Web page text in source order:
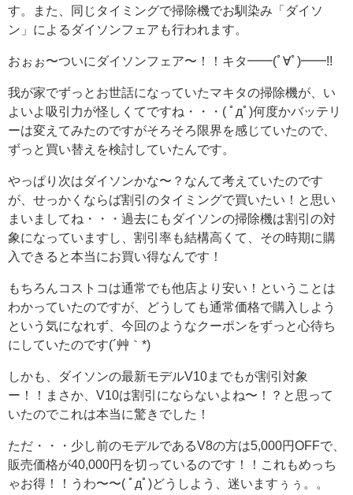
す。また、同じタイミングで掃除機でお馴染み「ダイソ
ン」によるダイソンフェアも行われます。
おぉぉ〜ついにダイソンフェア〜！！キタ━━(ﾟ∀ﾟ)━━!!
我が家でずっとお世話になっていたマキタの掃除機が、い
よいよ吸引力が怪しくてですね・・・( ﾟдﾟ)何度かバッテリ
ーは変えてみたのですがそろそろ限界を感じていたので、
ずっと買い替えを検討していたんです。
やっぱり次はダイソンかな〜？なんて考えていたのです
が、せっかくならば割引のタイミングで買いたい！と思い
まいましてね・・・過去にもダイソンの掃除機は割引の対
象になっていますし、割引率も結構高くて、その時期に購
入できると本当にお買い得なんです！
もちろんコストコは通常でも他店より安い！ということは
わかっていたのですが、どうしても通常価格で購入しよう
という気になれず、今回のようなクーポンをずっと心待ち
にしていたのです(´艸｀*)
しかも、ダイソンの最新モデルV10までもが割引対象
ー！！まさか、V10は割引にならないよね〜！？と思って
いたのでこれは本当に驚きでした！
ただ・・・少し前のモデルであるV8の方は5,000円OFFで、
販売価格が40,000円を切っているのです！！これもめっち
ゃお得！！うわ〜〜( ﾟдﾟ)どうしよう、迷いますぅぅ。。